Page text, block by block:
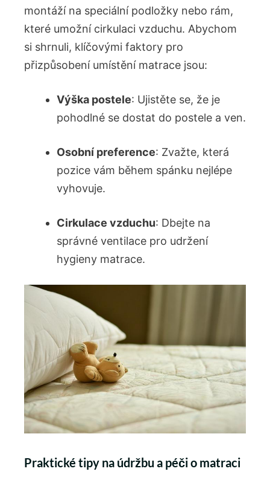
montáží na speciální podložky nebo rám,
které umožní cirkulaci vzduchu. Abychom
si shrnuli, klíčovými faktory pro
přizpůsobení umístění matrace jsou:
Výška postele: Ujistěte se, že je
pohodlné se dostat do postele a ven.
Osobní preference: Zvažte, která
pozice vám během spánku nejlépe
vyhovuje.
Cirkulace vzduchu: Dbejte na
správné ventilace pro udržení
hygieny matrace.
Praktické tipy na údržbu a péči o matraci